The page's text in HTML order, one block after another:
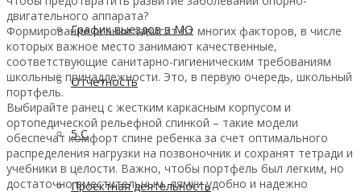
График выездов в МО
Отчетность
5 С
Проектная деятельность
двигательного аппарата?
Формирование осанки зависит от многих факторов, в числе
которых важное место занимают качественные,
соответствующие санитарно-гигиеническим требованиям
школьные принадлежности. Это, в первую очередь, школьный
портфель.
Выбирайте ранец с жестким каркасным корпусом и
ортопедической рельефной спинкой – такие модели
обеспечат комфорт спине ребенка за счет оптимального
распределения нагрузки на позвоночник и сохранят тетради и
учебники в целости. Важно, чтобы портфель был легким, но
достаточно вместительным, лямки удобно и надежно